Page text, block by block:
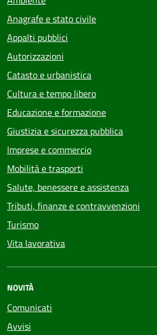
Anagrafe e stato civile
Appalti pubblici
Autorizzazioni
Catasto e urbanistica
Cultura e tempo libero
Educazione e formazione
Giustizia e sicurezza pubblica
Imprese e commercio
Mobilità e trasporti
Salute, benessere e assistenza
Tributi, finanze e contravvenzioni
Turismo
Vita lavorativa
NOVITÀ
Comunicati
Avvisi